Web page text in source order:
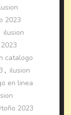
2023
ilusion
catalogo
, ilusion
en linea
2023